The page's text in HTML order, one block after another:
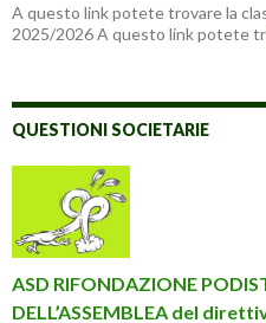
A questo link potete trovare la
2025/2026 A questo link potete tr
QUESTIONI SOCIETARIE
ASD RIFONDAZIONE
DELL’ASSEMBLEA del